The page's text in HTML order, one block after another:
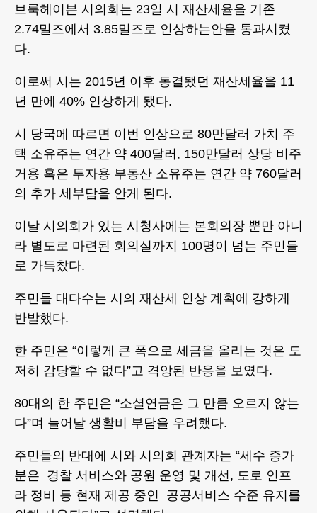
브룩헤이븐 시의회는 23일 시 재산세율을 기존
2.74밀즈에서 3.85밀즈로 인상하는안을 통과시켰
다.
이로써 시는 2015년 이후 동결됐던 재산세율을 11
년 만에 40% 인상하게 됐다.
시 당국에 따르면 이번 인상으로 80만달러 가치 주
택 소유주는 연간 약 400달러, 150만달러 상당 비주
거용 혹은 투자용 부동산 소유주는 연간 약 760달러
의 추가 세부담을 안게 된다.
이날 시의회가 있는 시청사에는 본회의장 뿐만 아니
라 별도로 마련된 회의실까지 100명이 넘는 주민들
로 가득찼다.
주민들 대다수는 시의 재산세 인상 계획에 강하게
반발했다.
한 주민은 “이렇게 큰 폭으로 세금을 올리는 것은 도
저히 감당할 수 없다”고 격앙된 반응을 보였다.
80대의 한 주민은 “소셜연금은 그 만큼 오르지 않는
다”며 늘어날 생활비 부담을 우려했다.
주민들의 반대에 시와 시의회 관계자는 “세수 증가
분은 경찰 서비스와 공원 운영 및 개선, 도로 인프
라 정비 등 현재 제공 중인 공공서비스 수준 유지를